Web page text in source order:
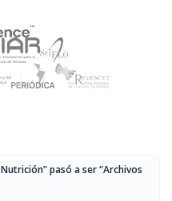
pasó a ser “Archivos